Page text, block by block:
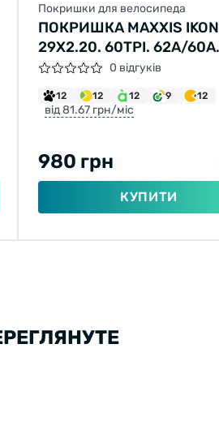
Покришки для велосипеда
ПОКРИШКА MAXXIS IKON
29X2.20. 60TPI. 62A/60A
(ETB96753200)
0 відгуків
12 12 12 9 12
від 81.67 грн/міс
980 грн
КУПИТИ